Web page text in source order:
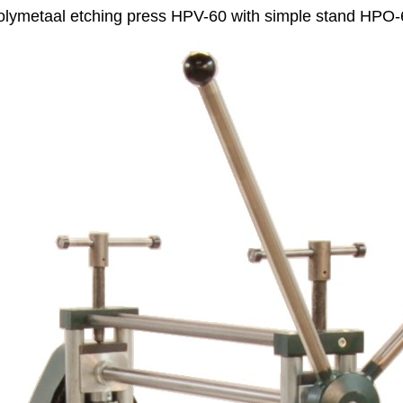
etching press HPV-60 with simple stand